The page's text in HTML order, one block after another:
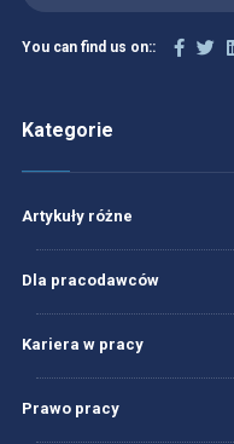
You can find us on::
Kategorie
Artykuły różne
Dla pracodawców
Kariera w pracy
Prawo pracy